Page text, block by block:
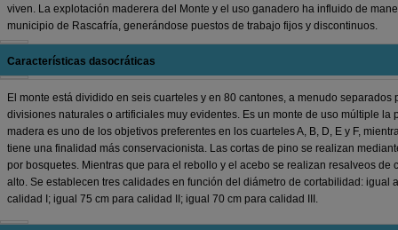
viven. La explotación maderera del Monte y el uso ganadero ha influido de
municipio de Rascafría, generándose puestos de trabajo fijos y discontinuos.
Características dasocráticas
El monte está dividido en seis cuarteles y en 80 cantones, a menudo separados
divisiones naturales o artificiales muy evidentes. Es un monte de uso múltiple la
madera es uno de los objetivos preferentes en los cuarteles A, B, D, E y F,
tiene una finalidad más conservacionista. Las cortas de pino se realizan
por bosquetes. Mientras que para el rebollo y el acebo se realizan resalveos de
alto. Se establecen tres calidades en función del diámetro de cortabilidad: igual
calidad I; igual 75 cm para calidad II; igual 70 cm para calidad III.